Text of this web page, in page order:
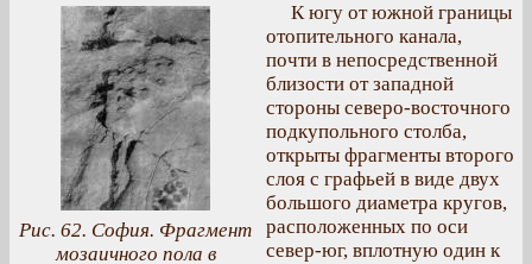
Рис. 62. София. Фрагмент
мозаичного пола в
К югу от южной границы
отопительного канала,
почти в непосредственной
близости от западной
стороны северо-восточного
подкупольного столба,
открыты фрагменты второго
слоя с графьей в виде двух
большого диаметра кругов,
расположенных по оси
север-юг, вплотную один к